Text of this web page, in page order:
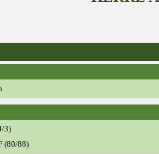
3)
(80/88)